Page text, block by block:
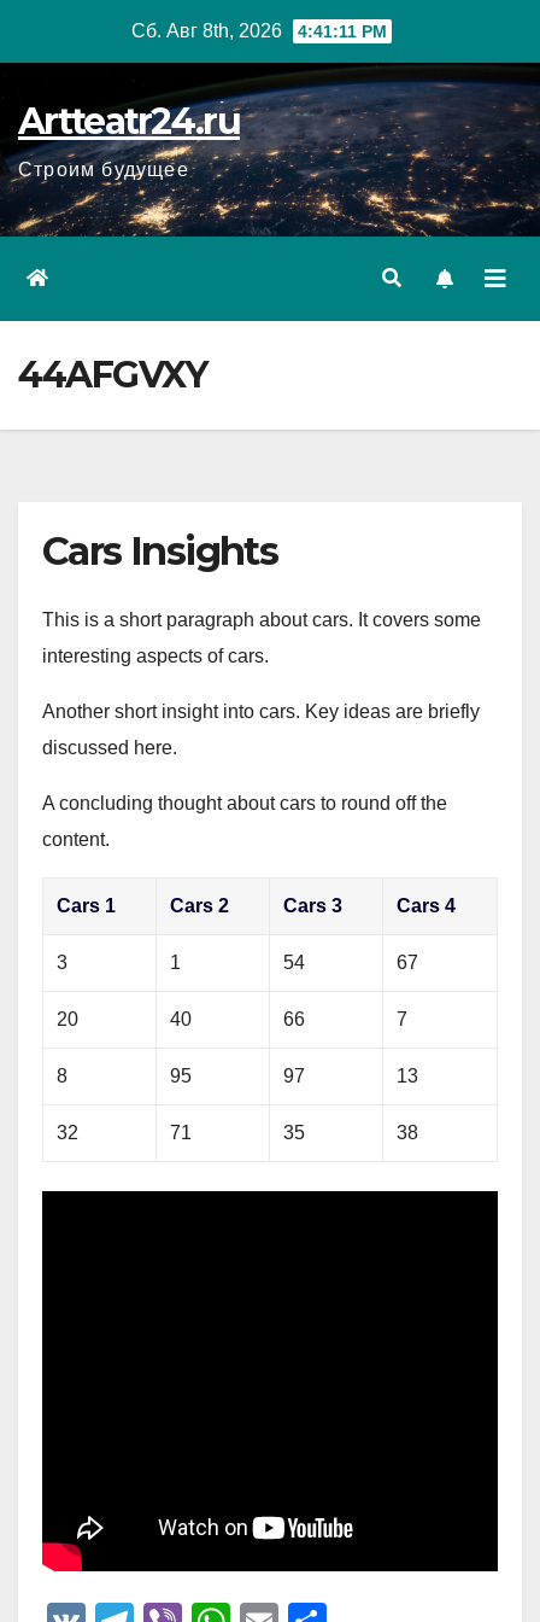
Сб. Авг 8th, 2026 4:41:12 PM
Artteatr24.ru
Строим будущее
44AFGVXY
Cars Insights
This is a short paragraph about cars. It covers some
interesting aspects of cars.
Another short insight into cars. Key ideas are briefly
discussed here.
A concluding thought about cars to round off the
content.
Cars 1 Cars 2 Cars 3 Cars 4
3 1 54 67
20 40 66 7
8 95 97 13
32 71 35 38